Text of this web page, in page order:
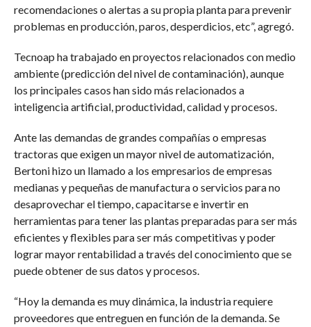
recomendaciones o alertas a su propia planta para prevenir
problemas en producción, paros, desperdicios, etc”, agregó.
Tecnoap ha trabajado en proyectos relacionados con medio
ambiente (predicción del nivel de contaminación), aunque
los principales casos han sido más relacionados a
inteligencia artificial, productividad, calidad y procesos.
Ante las demandas de grandes compañías o empresas
tractoras que exigen un mayor nivel de automatización,
Bertoni hizo un llamado a los empresarios de empresas
medianas y pequeñas de manufactura o servicios para no
desaprovechar el tiempo, capacitarse e invertir en
herramientas para tener las plantas preparadas para ser más
eficientes y flexibles para ser más competitivas y poder
lograr mayor rentabilidad a través del conocimiento que se
puede obtener de sus datos y procesos.
“Hoy la demanda es muy dinámica, la industria requiere
proveedores que entreguen en función de la demanda. Se